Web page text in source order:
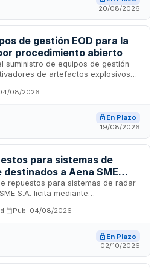
en racks, tendido de cableado,
incluyendo pruebas
con certificado de
20/08/2026
de gestión EOD para la
procedimiento abierto
suministro de equipos de gestión
de artefactos explosivos
de Gestión Económica de la
de la Armada, con sede en
Defensa y Seguridad, regulando
económicas y administrativas que
08/2026
En Plazo
19/08/2026
para sistemas de
a Aena SME
repuestos para sistemas de radar
S.A. licita mediante
El objeto comprende la
técnicos especializados para
se realizará en las
el adjudicatario, sujeto a
civil en
Pub. 04/08/2026
En Plazo
02/10/2026